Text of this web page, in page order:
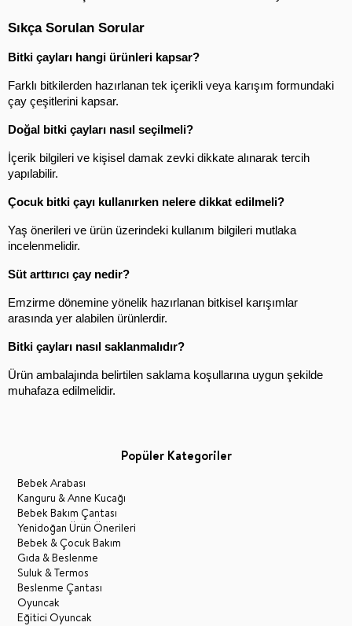
Sıkça Sorulan Sorular
Bitki çayları hangi ürünleri kapsar?
Farklı bitkilerden hazırlanan tek içerikli veya karışım formundaki
çay çeşitlerini kapsar.
Doğal bitki çayları nasıl seçilmeli?
İçerik bilgileri ve kişisel damak zevki dikkate alınarak tercih
yapılabilir.
Çocuk bitki çayı kullanırken nelere dikkat edilmeli?
Yaş önerileri ve ürün üzerindeki kullanım bilgileri mutlaka
incelenmelidir.
Süt arttırıcı çay nedir?
Emzirme dönemine yönelik hazırlanan bitkisel karışımlar
arasında yer alabilen ürünlerdir.
Bitki çayları nasıl saklanmalıdır?
Ürün ambalajında belirtilen saklama koşullarına uygun şekilde
muhafaza edilmelidir.
Popüler Kategoriler
Bebek Arabası
Kanguru & Anne Kucağı
Bebek Bakım Çantası
Yenidoğan Ürün Önerileri
Bebek & Çocuk Bakım
Gıda & Beslenme
Suluk & Termos
Beslenme Çantası
Oyuncak
Eğitici Oyuncak